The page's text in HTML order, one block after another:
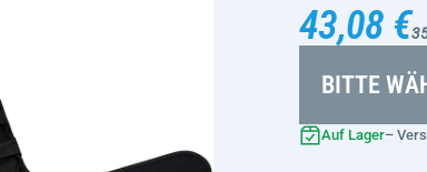
43,08 €
BITTE
Auf Lager–